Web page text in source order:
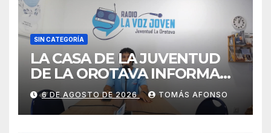
SIN CATEGORÍA
LA CASA DE LA JUVENTUD
DE LA OROTAVA INFORMA
AGOSTO 2026
6 DE AGOSTO DE 2026 TOMÁS AFONSO